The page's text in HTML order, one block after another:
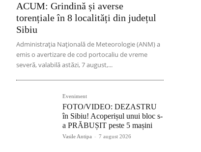
ACUM: Grindină și averse
torențiale în 8 localități din județul
Sibiu
Administrația Națională de Meteorologie (ANM) a
emis o avertizare de cod portocaliu de vreme
severă, valabilă astăzi, 7 august,...
Eveniment
FOTO/VIDEO: DEZASTRU
în Sibiu! Acoperișul unui bloc s-
a PRĂBUȘIT peste 5 mașini
Vasile Antipa - 7 august 2026